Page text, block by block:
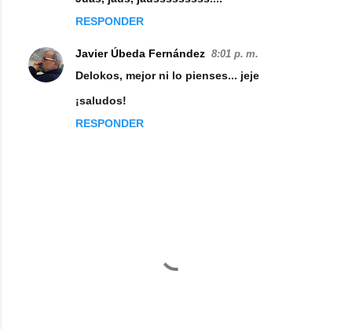
RESPONDER
Javier Úbeda Fernández 8:01 p. m.
Delokos, mejor ni lo pienses... jeje
¡saludos!
RESPONDER